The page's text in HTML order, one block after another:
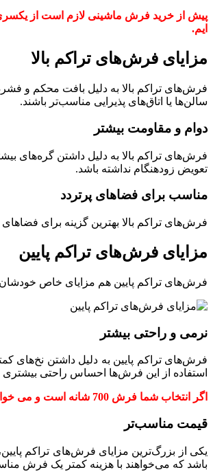
پیش از خرید فرش ماشینی لازم است از
ایم.
مزایای فرش‌های تراکم بالا
فرش‌های تراکم بالا به دلیل بافت محکم و
سالن‌ها یا اتاق‌های پذیرایی مناسب‌تر باشند.
دوام و مقاومت بیشتر
فرش‌های تراکم بالا به دلیل داشتن گره‌های
تعویض زودهنگام نداشته باشد.
مناسب برای فضاهای پرتردد
فرش‌های تراکم بالا بهترین گزینه برای
مزایای فرش‌های تراکم پایین
فرش‌های تراکم پایین هم مزایای خاص خودشان
نرمی و راحتی بیشتر
فرش‌های تراکم پایین به دلیل داشتن نخ‌های
استفاده از این فرش‌ها احساس راحتی بیشتری
اگر انتخاب شما فرش 700 شانه است و می خواهید اطلاعات بیشتری درمورد تراکم این فرش بدست بیاورید؛ نگاهی به مقاله “
قیمت مناسب‌تر
یکی از بزرگ‌ترین مزایای فرش‌های تراکم
باشد که می‌خواهند با هزینه کمتر یک فرش